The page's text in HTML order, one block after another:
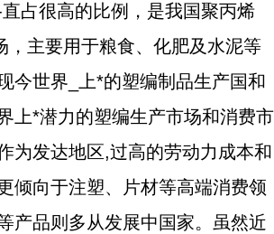
占很高的比例，是我国聚丙烯
，主要用于粮食、化肥及水泥等
今世界_上*的塑编制品生产国和
上*潜力的塑编生产市场和消费市
为发达地区,过高的劳动力成本和
倾向于注塑、片材等高端消费领
产品则多从发展中国家。虽然近